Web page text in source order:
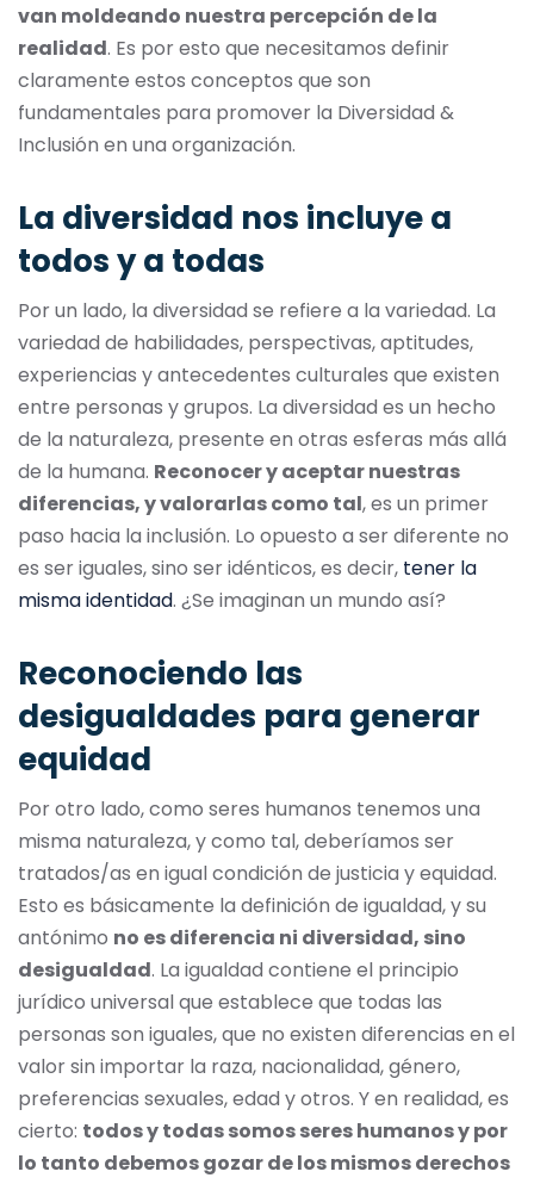
van moldeando nuestra percepción de la
realidad. Es por esto que necesitamos definir
claramente estos conceptos que son
fundamentales para promover la Diversidad &
Inclusión en una organización.
La diversidad nos incluye a
todos y a todas
Por un lado, la diversidad se refiere a la variedad. La
variedad de habilidades, perspectivas, aptitudes,
experiencias y antecedentes culturales que existen
entre personas y grupos. La diversidad es un hecho
de la naturaleza, presente en otras esferas más allá
de la humana. Reconocer y aceptar nuestras
diferencias, y valorarlas como tal, es un primer
paso hacia la inclusión. Lo opuesto a ser diferente no
es ser iguales, sino ser idénticos, es decir, tener la
misma identidad. ¿Se imaginan un mundo así?
Reconociendo las
desigualdades para generar
equidad
Por otro lado, como seres humanos tenemos una
misma naturaleza, y como tal, deberíamos ser
tratados/as en igual condición de justicia y equidad.
Esto es básicamente la definición de igualdad, y su
antónimo no es diferencia ni diversidad, sino
desigualdad. La igualdad contiene el principio
jurídico universal que establece que todas las
personas son iguales, que no existen diferencias en el
valor sin importar la raza, nacionalidad, género,
preferencias sexuales, edad y otros. Y en realidad, es
cierto: todos y todas somos seres humanos y por
lo tanto debemos gozar de los mismos derechos